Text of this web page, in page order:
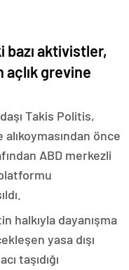
bazı aktivistler,
açlık grevine
Takis Politis,
alıkoymasından önce
ABD merkezli
halkıyla dayanışma
yasa dışı
taşıdığı